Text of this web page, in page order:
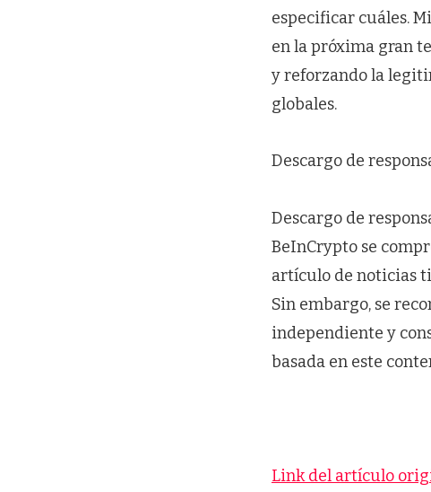
especificar cuáles.
en la próxima gran
y reforzando la
globales.
Descargo de
Descargo de
BeInCrypto se
artículo de noticias
Sin embargo, se
independiente y
basada en este
Link del artículo